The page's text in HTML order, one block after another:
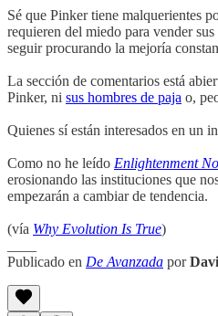
Sé que Pinker tiene malquerientes
requieren del miedo para vender
seguir procurando la mejoría
La sección de comentarios está
Pinker, ni sus hombres de paja o,
Quienes sí están interesados en un
Como no he leído Enlightenment
erosionando las instituciones que
empezarán a cambiar de tendencia.
(vía Why Evolution Is True)
Publicado en De Avanzada por